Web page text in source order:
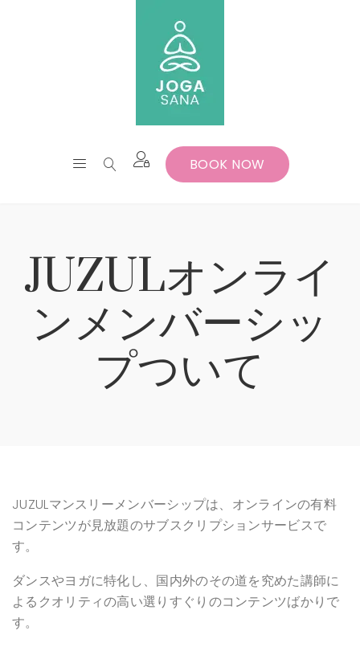
BOOK NOW
JUZULオンライ
ンメンバーシッ
プついて
JUZULマンスリーメンバーシップは、オンラインの有料
コンテンツが見放題のサブスクリプションサービスで
す。
ダンスやヨガに特化し、国内外のその道を究めた講師に
よるクオリティの高い選りすぐりのコンテンツばかりで
す。